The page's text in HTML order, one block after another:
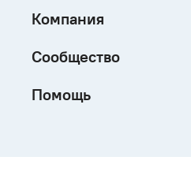
Компания
Сообщество
Помощь